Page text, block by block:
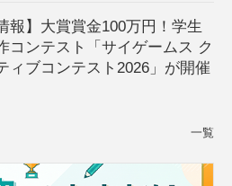
報】大賞賞金100万円！学生
コンテスト「サイゲームス ク
ィブコンテスト2026」が開催
一覧